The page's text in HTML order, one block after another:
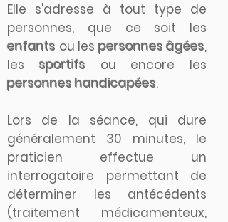
Elle s'adresse à tout type de
personnes, que ce soit les
enfants ou les personnes âgées,
les sportifs ou encore les
personnes handicapées.
Lors de la séance, qui dure
généralement 30 minutes, le
praticien effectue un
interrogatoire permettant de
déterminer les antécédents
(traitement médicamenteux,